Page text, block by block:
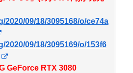
2020/09/18/3095168/o/ce74a
2020/09/18/3095169/o/153f6
GeForce RTX 3080